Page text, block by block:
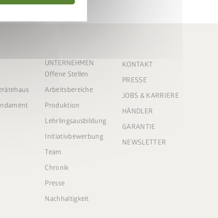
UNTERNEHMEN
Offene Stellen
Arbeitsbereiche
Produktion
Lehrlingsausbildung
Initiativbewerbung
Team
Chronik
Presse
Nachhaltigkeit
KONTAKT
PRESSE
JOBS & KARRIERE
HÄNDLER
GARANTIE
NEWSLETTER